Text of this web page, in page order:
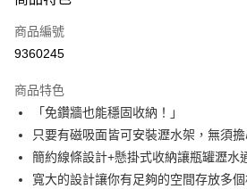
消。如遇「轉專審核」未通過狀況，表示未達
【繳款方式說明】
1.分期款項不併入電信帳單，「大哥付你分期」
2.透過簡訊連結打開帳單後，可選擇「超商條碼
【注意事項】
1.本服務係由「台灣大哥大股份有限公司」（
用戶於交易時，得透過本服務購買商品或服務
買賣價金債權讓與本公司後，依約使用本公司
每筆NT$150，滿NT$299(含以上)免運費
商品編號
9360245
商品特色
「免鑽牆也能穩固收納！」
只要有磁吸面皆可安裝瀝水架，無須擔
簡約線條設計+懸掛式收納讓瓶罐瀝水
寬大的設計讓你有足夠的空間存放多